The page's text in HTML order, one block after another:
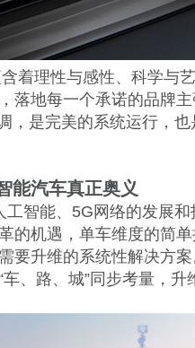
着理性与感性、科学与
落地每一个承诺的品牌
，是完美的系统运行，也
能汽车真正奥义
智能、5G网络的发展
的机遇，单车维度的简
要升维的系统性解决方案
、路、城”同步考量，升